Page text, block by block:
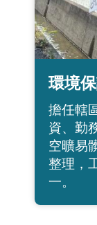
環境
擔任轄
資、勤
空曠易
整理，
一。